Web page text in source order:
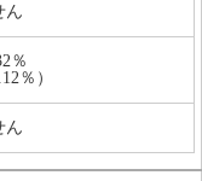
ん
％
％）
ん